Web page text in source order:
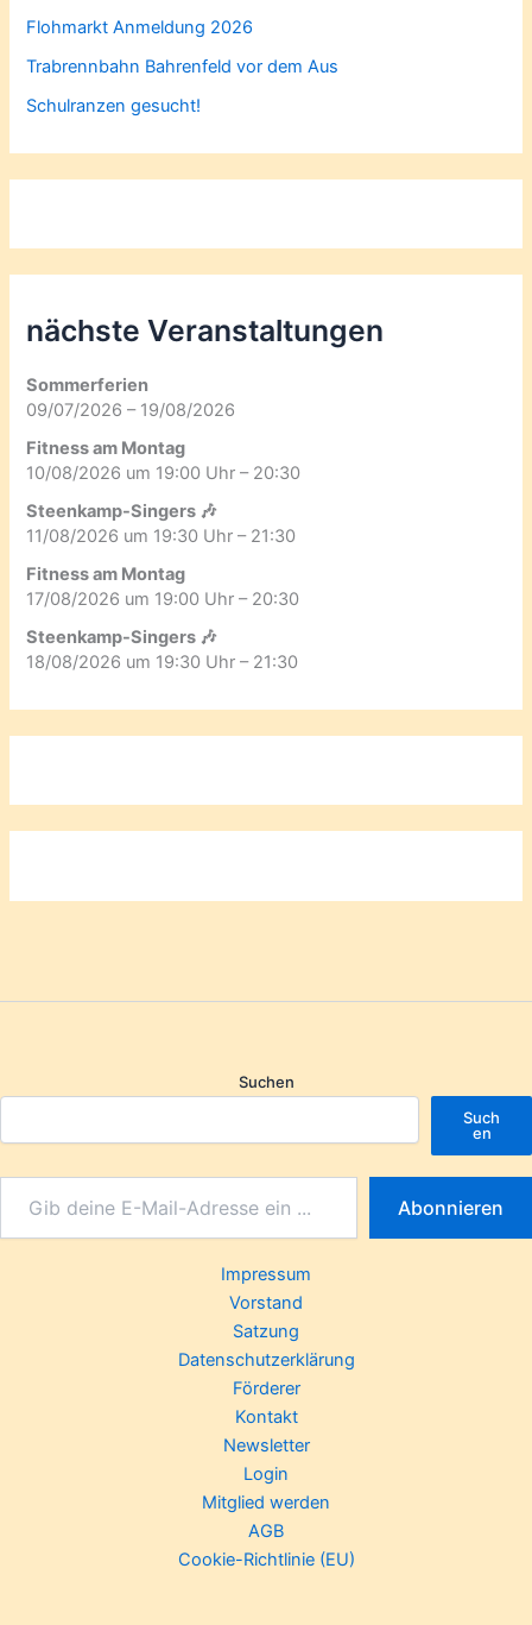
Flohmarkt Anmeldung 2026
Trabrennbahn Bahrenfeld vor dem Aus
Schulranzen gesucht!
nächste Veranstaltungen
Sommerferien
09/07/2026 – 19/08/2026
Fitness am Montag
10/08/2026 um 19:00 Uhr – 20:30
Steenkamp-Singers 🎶
11/08/2026 um 19:30 Uhr – 21:30
Fitness am Montag
17/08/2026 um 19:00 Uhr – 20:30
Steenkamp-Singers 🎶
18/08/2026 um 19:30 Uhr – 21:30
Suchen
Such
en
Abonnieren
Impressum
Vorstand
Satzung
Datenschutzerklärung
Förderer
Kontakt
Newsletter
Login
Mitglied werden
AGB
Cookie-Richtlinie (EU)